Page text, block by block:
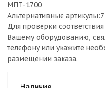
МПТ-1700
Альтернативные
Для проверки
Вашему оборудованию,
телефону или укажите
размещении заказа.